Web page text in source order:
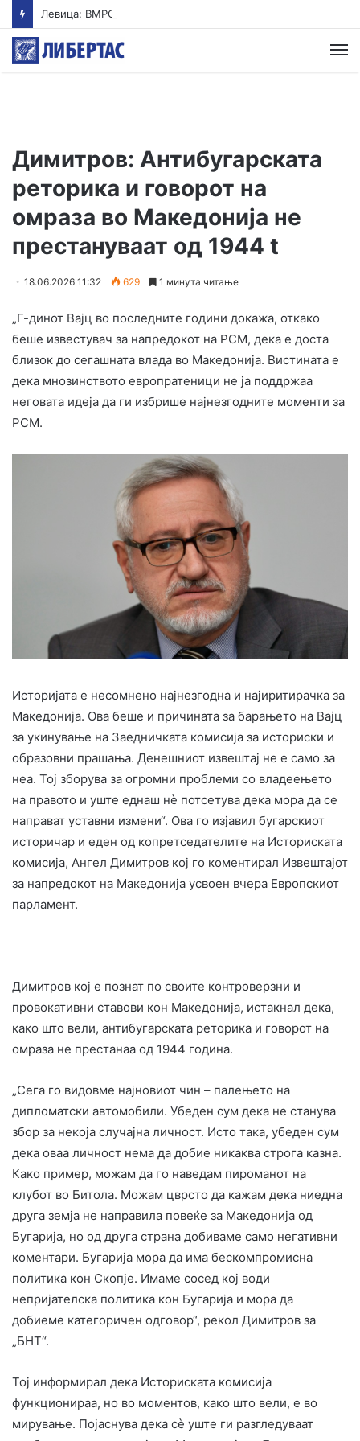
Димитров: Антибугарската
реторика и говорот на
омраза во Македонија не
престануваат од 1944 t
18.06.2026 11:32 629 1 минута читање
„Г-динот Вајц во последните години докажа, откако
беше известувач за напредокот на РСМ, дека е доста
близок до сегашната влада во Македонија. Вистината е
дека мнозинството европратеници не ја поддржаа
неговата идеја да ги избрише најнезгодните моменти за
РСМ.
Историјата е несомнено најнезгодна и најиритирачка за
Македонија. Ова беше и причината за барањето на Вајц
за укинување на Заедничката комисија за историски и
образовни прашања. Денешниот извештај не е само за
неа. Тој зборува за огромни проблеми со владеењето
на правото и уште еднаш нè потсетува дека мора да се
направат уставни измени“. Ова го изјавил бугарскиот
историчар и еден од копретседателите на Историската
комисија, Ангел Димитров кој го коментирал Извештајот
за напредокот на Македонија усвоен вчера Европскиот
парламент.
Димитров кој е познат по своите контроверзни и
провокативни ставови кон Македонија, истакнал дека,
како што вели, антибугарската реторика и говорот на
омраза не престанаа од 1944 година.
„Сега го видовме најновиот чин – палењето на
дипломатски автомобили. Убеден сум дека не станува
збор за некоја случајна личност. Исто така, убеден сум
дека оваа личност нема да добие никаква строга казна.
Како пример, можам да го наведам пироманот на
клубот во Битола. Можам цврсто да кажам дека ниедна
друга земја не направила повеќе за Македонија од
Бугарија, но од друга страна добиваме само негативни
коментари. Бугарија мора да има бескомпромисна
политика кон Скопје. Имаме сосед кој води
непријателска политика кон Бугарија и мора да
добиеме категоричен одговор“, рекол Димитров за
„БНТ“.
Тој информирал дека Историската комисија
функционираа, но во моментов, како што вели, е во
мирување. Појаснува дека сè уште ги разгледуваат